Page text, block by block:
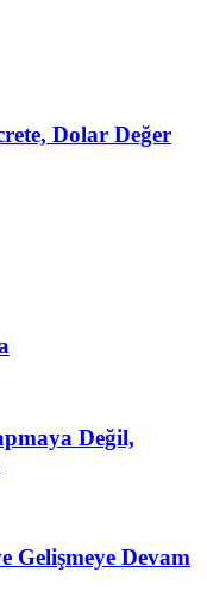
Dolar Değer
Değil,
Gelişmeye Devam